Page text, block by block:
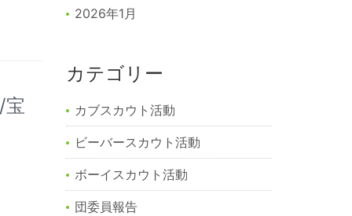
2026年1月
カテゴリー
カブスカウト活動
ビーバースカウト活動
ボーイスカウト活動
団委員報告